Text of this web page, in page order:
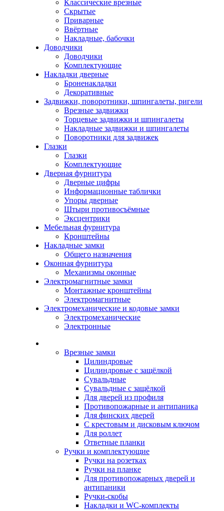
Классические врезные
Скрытые
Приварные
Ввёртные
Накладные, бабочки
Доводчики
Доводчики
Комплектующие
Накладки дверные
Броненакладки
Декоративные
Задвижки, поворотники, шпингалеты, ригели
Врезные задвижки
Торцевые задвижки и шпингалеты
Накладные задвижки и шпингалеты
Поворотники для задвижек
Глазки
Глазки
Комплектующие
Дверная фурнитура
Дверные цифры
Информационные таблички
Упоры дверные
Штыри противосъёмные
Эксцентрики
Мебельная фурнитура
Кронштейны
Накладные замки
Общего назначения
Оконная фурнитура
Механизмы оконные
Электромагнитные замки
Монтажные кронштейны
Электромагнитные
Электромеханические и кодовые замки
Электромеханические
Электронные
Врезные замки
Цилиндровые
Цилиндровые с защёлкой
Сувальдные
Сувальдные с защёлкой
Для дверей из профиля
Противопожарные и антипаника
Для финских дверей
С крестовым и дисковым ключом
Для роллет
Ответные планки
Ручки и комплектующие
Ручки на розетках
Ручки на планке
Для противопожарных дверей и
антипаники
Ручки-скобы
Накладки и WC-комплекты